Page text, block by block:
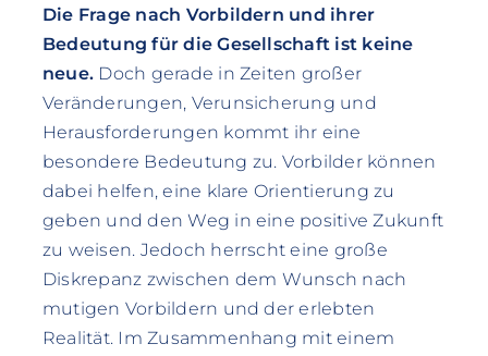
Die Frage nach Vorbildern und ihrer
Bedeutung für die Gesellschaft ist keine
neue. Doch gerade in Zeiten großer
Veränderungen, Verunsicherung und
Herausforderungen kommt ihr eine
besondere Bedeutung zu. Vorbilder können
dabei helfen, eine klare Orientierung zu
geben und den Weg in eine positive Zukunft
zu weisen. Jedoch herrscht eine große
Diskrepanz zwischen dem Wunsch nach
mutigen Vorbildern und der erlebten
Realität. Im Zusammenhang mit einem